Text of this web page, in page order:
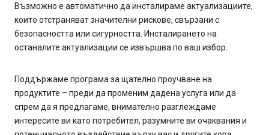
Възможно е автоматично да инсталираме актуализациите,
които отстраняват значителни рискове, свързани с
безопасността или сигурността. Инсталирането на
останалите актуализации се извършва по ваш избор.
Поддържаме програма за щателно проучване на
продуктите – преди да променим дадена услуга или да
спрем да я предлагаме, внимателно разглеждаме
интересите ви като потребител, разумните ви очаквания и